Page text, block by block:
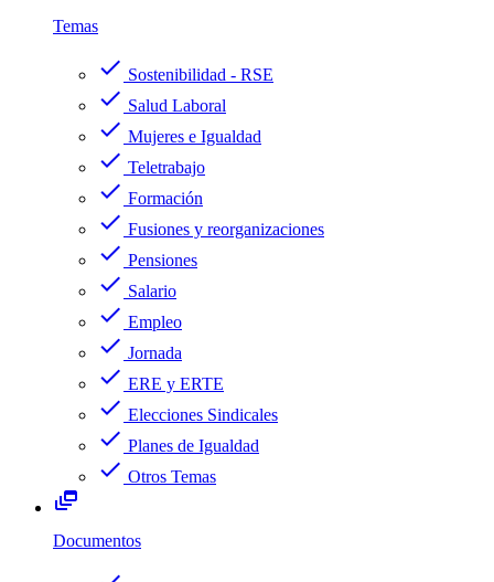
Temas
check Sostenibilidad - RSE
check Salud Laboral
check Mujeres e Igualdad
check Teletrabajo
check Formación
check Fusiones y reorganizaciones
check Pensiones
check Salario
check Empleo
check Jornada
check ERE y ERTE
check Elecciones Sindicales
check Planes de Igualdad
check Otros Temas
dynamic_feed
Documentos